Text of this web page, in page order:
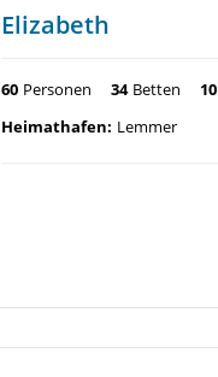
Elizabeth
60 Personen 34 Betten 10
Heimathafen: Lemmer